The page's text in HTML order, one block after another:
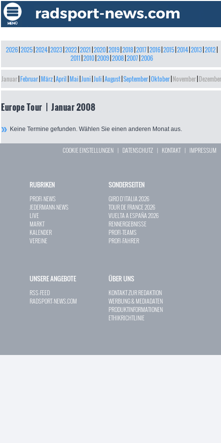
2026| 2025| 2024| 2023| 2022| 2021 2020| 2019| 2018| 2017| 2016| 2015| 2014| 2013| 2012|
2011 2010| 2009| 2008| 2007| 2006
Januar Februar März April Mai Juni Juli August September Oktober November Dezember
Europe Tour | Januar 2008
Keine Termine gefunden. Wählen Sie einen anderen Monat aus.
COOKIE EINSTELLUNGEN | DATENSCHUTZ | KONTAKT| IMPRESSUM
RUBRIKEN
PROFI-NEWS
JEDERMANN-NEWS
LIVE
MARKT
KALENDER
VEREINE
SONDERSEITEN
GIRO D`ITALIA 2026
TOUR DE FRANCE 2026
VUELTA A ESPAÑA 2026
RENNERGEBNISSE
PROFI-TEAMS
PROFI-FAHRER
UNSERE ANGEBOTE
RSS-FEED
RADSPORT-NEWS.COM
ÜBER UNS
KONTAKT ZUR REDAKTION
WERBUNG & MEDIADATEN
PRODUKTINFORMATIONEN
ETHIKRICHTLINIE